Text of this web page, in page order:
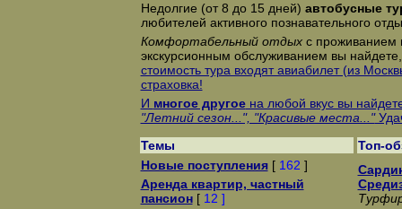
Недолгие (от 8 до 15 дней) автобусные
любителей активного познавательного
Комфортабельный отдыхс проживанием
экскурсионным обслуживанием вы
стоимость тура входят авиабилет (из
страховка!
И многое другоена любой вкус вы
"Летний сезон...", "Красивые места..."
Темы
Топ-
Новые поступления[ 162 ]
Аренда квартир, частный
пансион[ 12 ]